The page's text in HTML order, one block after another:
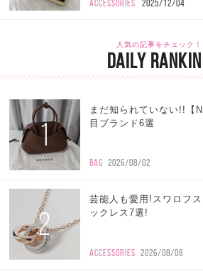
ACCESSORIES 2025/12/04
人気の記事をチェック！
DAILY
1
まだ知られていない!!【
目ブランド6選
BAG 2026/08/02
2
芸能人も愛用!スワロフ
ックレス7選!
ACCESSORIES 2026/08/08